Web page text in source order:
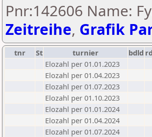
Pnr:142606 Name:
Zeitreihe, Grafik
tnr St turnier bdld rd
Elozahl per 01.01.2023
Elozahl per 01.04.2023
Elozahl per 01.07.2023
Elozahl per 01.10.2023
Elozahl per 01.01.2024
Elozahl per 01.04.2024
Elozahl per 01.07.2024